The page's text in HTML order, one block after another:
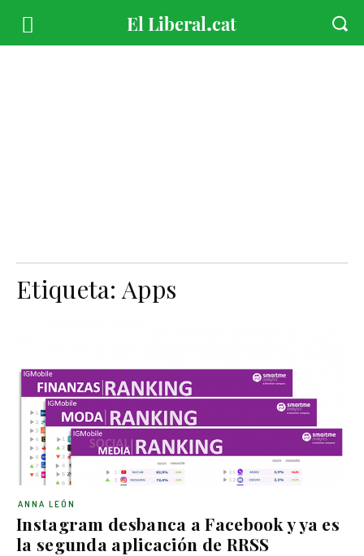
Etiqueta:Apps
Instagram desbanca a Facebook y ya es
la segunda aplicación de RRSS
ANNA LEÓN